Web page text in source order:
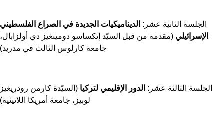
الجلسة الثانية عشر:الديناميكيات الجديدة في الصراع الفلسطيني
الإسرائيلي(مقدمة من قبل السيّد إتكساسو دومينغيز دي أولزابال،
جامعة كارلوس الثالث في مدريد)
الجلسة الثالثة عشر:الدور الإقليمي لتركيا(السيّدة كارمن رودريغيز
لوبيز، جامعة أمريكا اللاتينية)